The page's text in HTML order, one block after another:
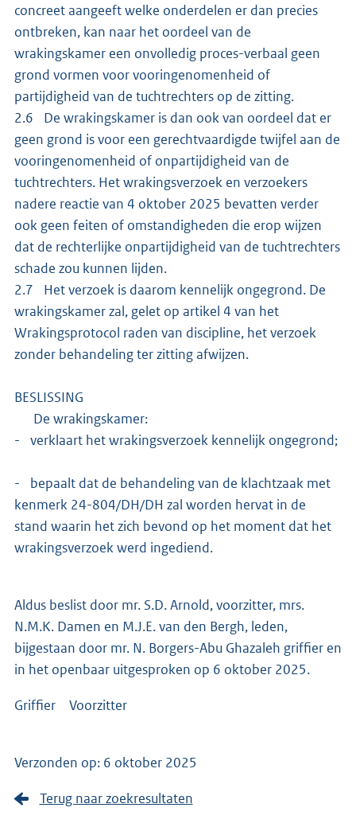
concreet aangeeft welke onderdelen er dan precies
ontbreken, kan naar het oordeel van de
wrakingskamer een onvolledig proces-verbaal geen
grond vormen voor vooringenomenheid of
partijdigheid van de tuchtrechters op de zitting.
2.6 De wrakingskamer is dan ook van oordeel dat er
geen grond is voor een gerechtvaardigde twijfel aan de
vooringenomenheid of onpartijdigheid van de
tuchtrechters. Het wrakingsverzoek en verzoekers
nadere reactie van 4 oktober 2025 bevatten verder
ook geen feiten of omstandigheden die erop wijzen
dat de rechterlijke onpartijdigheid van de tuchtrechters
schade zou kunnen lijden.
2.7 Het verzoek is daarom kennelijk ongegrond. De
wrakingskamer zal, gelet op artikel 4 van het
Wrakingsprotocol raden van discipline, het verzoek
zonder behandeling ter zitting afwijzen.
BESLISSING
De wrakingskamer:
- verklaart het wrakingsverzoek kennelijk ongegrond;
- bepaalt dat de behandeling van de klachtzaak met
kenmerk 24-804/DH/DH zal worden hervat in de
stand waarin het zich bevond op het moment dat het
wrakingsverzoek werd ingediend.
Aldus beslist door mr. S.D. Arnold, voorzitter, mrs.
N.M.K. Damen en M.J.E. van den Bergh, leden,
bijgestaan door mr. N. Borgers-Abu Ghazaleh griffier en
in het openbaar uitgesproken op 6 oktober 2025.
Griffier Voorzitter
Verzonden op: 6 oktober 2025
Terug naar zoekresultaten